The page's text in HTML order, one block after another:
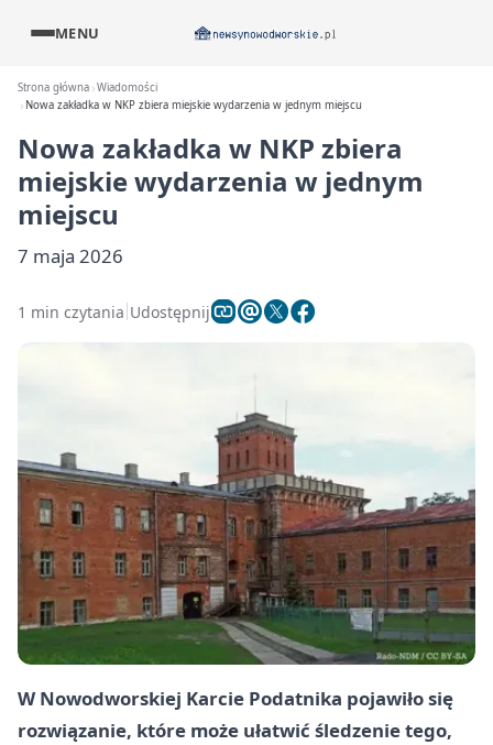
MENU
Strona główna Wiadomości
Nowa zakładka w NKP zbiera miejskie wydarzenia w jednym miejscu
Nowa zakładka w NKP zbiera
miejskie wydarzenia w jednym
miejscu
7 maja 2026
1 min czytania Udostępnij
W Nowodworskiej Karcie Podatnika pojawiło się
rozwiązanie, które może ułatwić śledzenie tego,